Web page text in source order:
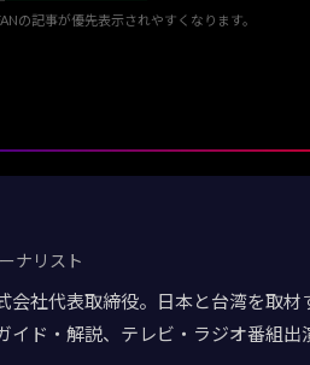
の記事が優先表示されやすくなります。
ナリスト
会社代表取締役。日本と台湾を取
イド・解説、テレビ・ラジオ番組